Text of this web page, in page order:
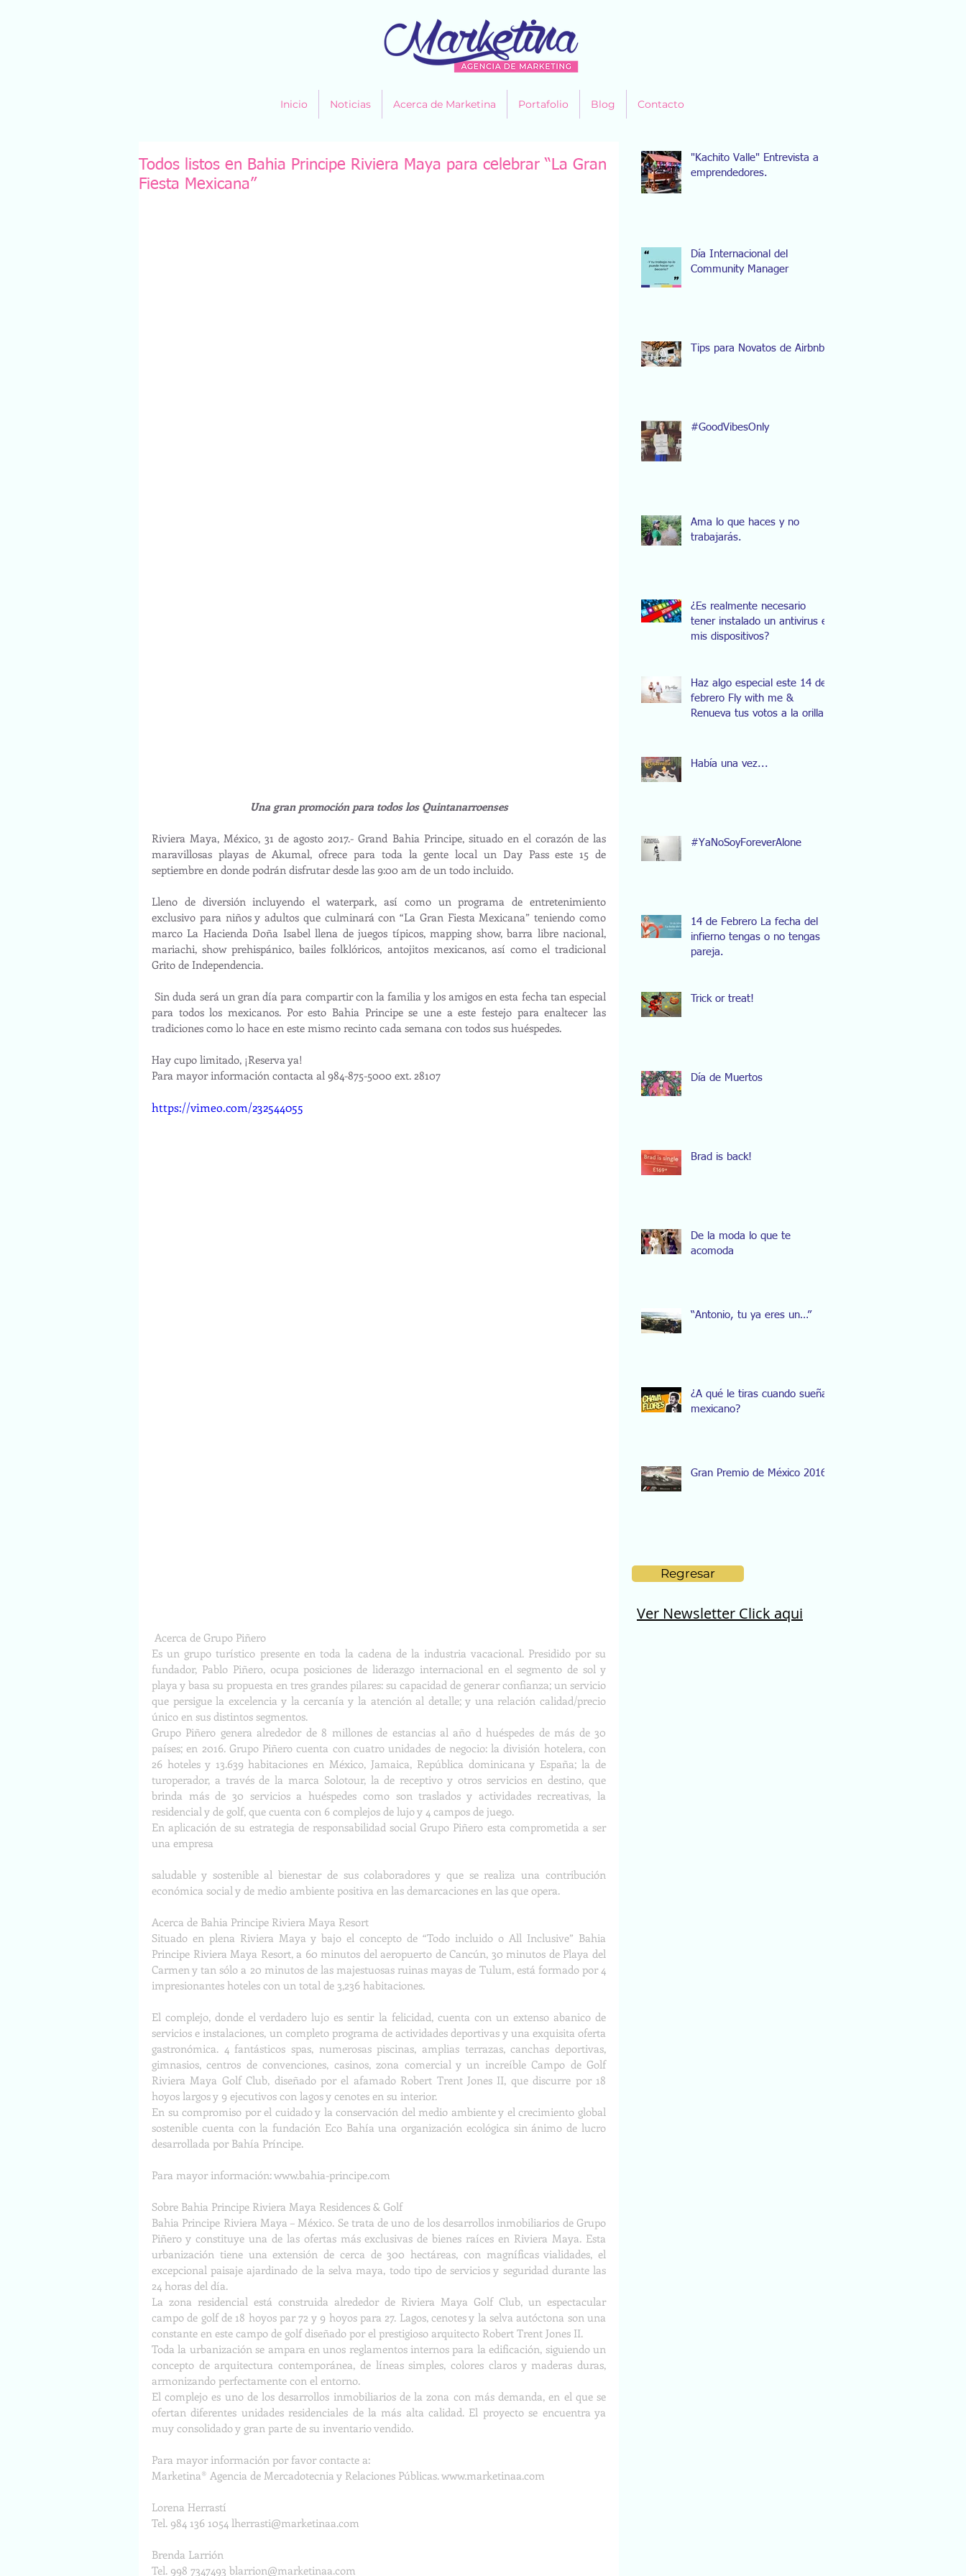
Inicio Noticias Acerca de Marketina Portafolio Blog Contacto
Todos listos en Bahia Principe Riviera Maya para celebrar “La Gran
Fiesta Mexicana”
Una gran promoción para todos los Quintanarroenses
Riviera Maya, México, 31 de agosto 2017.- Grand Bahia Principe, situado en el corazón de las
maravillosas playas de Akumal, ofrece para toda la gente local un Day Pass este 15 de
septiembre en donde podrán disfrutar desde las 9:00 am de un todo incluido.
Lleno de diversión incluyendo el waterpark, así como un programa de entretenimiento
exclusivo para niños y adultos que culminará con “La Gran Fiesta Mexicana” teniendo como
marco La Hacienda Doña Isabel llena de juegos típicos, mapping show, barra libre nacional,
mariachi, show prehispánico, bailes folklóricos, antojitos mexicanos, así como el tradicional
Grito de Independencia.
Sin duda será un gran día para compartir con la familia y los amigos en esta fecha tan especial
para todos los mexicanos. Por esto Bahia Principe se une a este festejo para enaltecer las
tradiciones como lo hace en este mismo recinto cada semana con todos sus huéspedes.
Hay cupo limitado, ¡Reserva ya!
Para mayor información contacta al 984-875-5000 ext. 28107
https://vimeo.com/232544055
Acerca de Grupo Piñero
Es un grupo turístico presente en toda la cadena de la industria vacacional. Presidido por su
fundador, Pablo Piñero, ocupa posiciones de liderazgo internacional en el segmento de sol y
playa y basa su propuesta en tres grandes pilares: su capacidad de generar confianza; un servicio
que persigue la excelencia y la cercanía y la atención al detalle; y una relación calidad/precio
único en sus distintos segmentos.
Grupo Piñero genera alrededor de 8 millones de estancias al año d huéspedes de más de 30
países; en 2016. Grupo Piñero cuenta con cuatro unidades de negocio: la división hotelera, con
26 hoteles y 13.639 habitaciones en México, Jamaica, República dominicana y España; la de
turoperador, a través de la marca Solotour, la de receptivo y otros servicios en destino, que
brinda más de 30 servicios a huéspedes como son traslados y actividades recreativas, la
residencial y de golf, que cuenta con 6 complejos de lujo y 4 campos de juego.
En aplicación de su estrategia de responsabilidad social Grupo Piñero esta comprometida a ser
una empresa
saludable y sostenible al bienestar de sus colaboradores y que se realiza una contribución
económica social y de medio ambiente positiva en las demarcaciones en las que opera.
Acerca de Bahia Principe Riviera Maya Resort
Situado en plena Riviera Maya y bajo el concepto de “Todo incluido o All Inclusive” Bahia
Principe Riviera Maya Resort, a 60 minutos del aeropuerto de Cancún, 30 minutos de Playa del
Carmen y tan sólo a 20 minutos de las majestuosas ruinas mayas de Tulum, está formado por 4
impresionantes hoteles con un total de 3,236 habitaciones.
El complejo, donde el verdadero lujo es sentir la felicidad, cuenta con un extenso abanico de
servicios e instalaciones, un completo programa de actividades deportivas y una exquisita oferta
gastronómica. 4 fantásticos spas, numerosas piscinas, amplias terrazas, canchas deportivas,
gimnasios, centros de convenciones, casinos, zona comercial y un increíble Campo de Golf
Riviera Maya Golf Club, diseñado por el afamado Robert Trent Jones II, que discurre por 18
hoyos largos y 9 ejecutivos con lagos y cenotes en su interior.
En su compromiso por el cuidado y la conservación del medio ambiente y el crecimiento global
sostenible cuenta con la fundación Eco Bahía una organización ecológica sin ánimo de lucro
desarrollada por Bahía Príncipe.
Para mayor información: www.bahia-principe.com
Sobre Bahia Principe Riviera Maya Residences & Golf
Bahia Principe Riviera Maya – México. Se trata de uno de los desarrollos inmobiliarios de Grupo
Piñero y constituye una de las ofertas más exclusivas de bienes raíces en Riviera Maya. Esta
urbanización tiene una extensión de cerca de 300 hectáreas, con magníficas vialidades, el
excepcional paisaje ajardinado de la selva maya, todo tipo de servicios y seguridad durante las
24 horas del día.
La zona residencial está construida alrededor de Riviera Maya Golf Club, un espectacular
campo de golf de 18 hoyos par 72 y 9 hoyos para 27. Lagos, cenotes y la selva autóctona son una
constante en este campo de golf diseñado por el prestigioso arquitecto Robert Trent Jones II.
Toda la urbanización se ampara en unos reglamentos internos para la edificación, siguiendo un
concepto de arquitectura contemporánea, de líneas simples, colores claros y maderas duras,
armonizando perfectamente con el entorno.
El complejo es uno de los desarrollos inmobiliarios de la zona con más demanda, en el que se
ofertan diferentes unidades residenciales de la más alta calidad. El proyecto se encuentra ya
muy consolidado y gran parte de su inventario vendido.
Para mayor información por favor contacte a:
Marketina® Agencia de Mercadotecnia y Relaciones Públicas. www.marketinaa.com
Lorena Herrastí
Tel. 984 136 1054 lherrasti@marketinaa.com
Brenda Larrión
Tel. 998 7347493 blarrion@marketinaa.com
"Kachito Valle" Entrevista a
emprendedores.
Día Internacional del
Community Manager
Tips para Novatos de Airbnb
#GoodVibesOnly
Ama lo que haces y no
trabajarás.
¿Es realmente necesario
tener instalado un antivirus en
mis dispositivos?
Haz algo especial este 14 de
febrero Fly with me &
Renueva tus votos a la orilla
Había una vez...
#YaNoSoyForeverAlone
14 de Febrero La fecha del
infierno tengas o no tengas
pareja.
Trick or treat!
Día de Muertos
Brad is back!
De la moda lo que te
acomoda
“Antonio, tu ya eres un…”
¿A qué le tiras cuando sueñas
mexicano?
Gran Premio de México 2016
Regresar
Ver Newsletter Click aqui